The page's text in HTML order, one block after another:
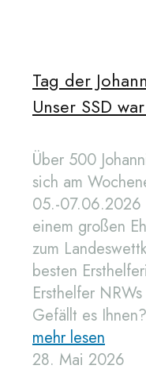
Tag der
Unser SSD
Über 500
sich am
05.-07.06.2026
einem großen
zum
besten
Ersthelfer NRWs
Gefällt es Ihnen?
mehr lesen
28. Mai 2026